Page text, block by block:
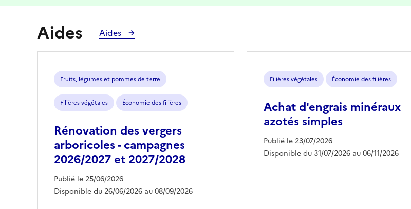
Aides Aides
Fruits, légumes et pommes de terre
Filières végétales Économie des filières
Rénovation des vergers
arboricoles - campagnes
2026/2027 et 2027/2028
Publié le 25/06/2026
Disponible du 26/06/2026 au 08/09/2026
Filières végétales Économie des filières
Achat d'engrais minéraux
azotés simples
Publié le 23/07/2026
Disponible du 31/07/2026 au 06/11/2026